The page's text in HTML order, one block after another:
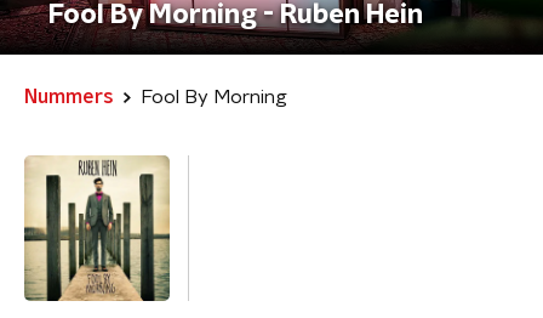
Fool By Morning - Ruben Hein
Nummers Fool By Morning